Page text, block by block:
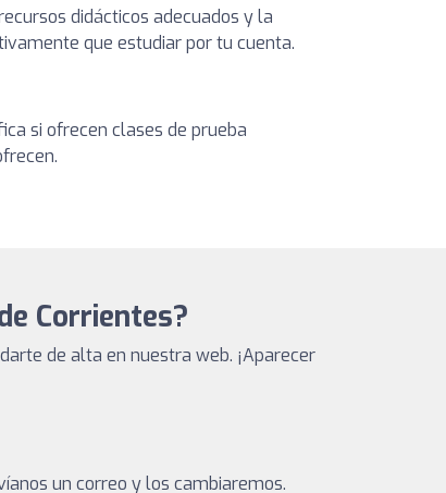
didácticos adecuados y la
que estudiar por tu cuenta.
si ofrecen clases de prueba
Corrientes?
de alta en nuestra web. ¡Aparecer
un correo y los cambiaremos.